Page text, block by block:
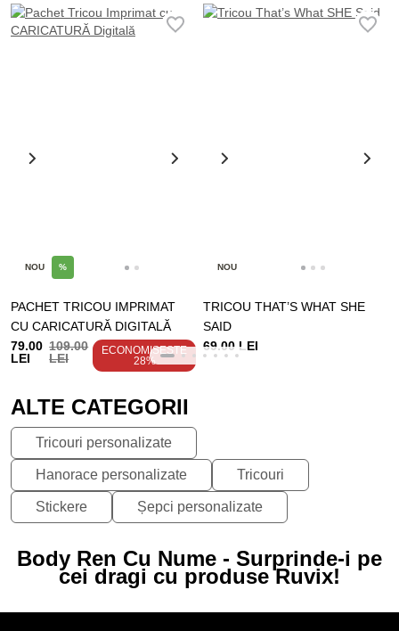
NOU %
PACHET TRICOU IMPRIMAT
CU CARICATURĂ DIGITALĂ
79.00
LEI
109.00
LEI
ECONOMISEȘTE
28%
NOU
TRICOU THAT’S WHAT SHE
SAID
69.00 LEI
ALTE CATEGORII
Tricouri personalizate
Hanorace personalizate Tricouri
Stickere Șepci personalizate
Body Ren Cu Nume - Surprinde-i pe
cei dragi cu produse Ruvix!